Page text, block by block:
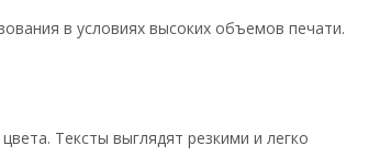
в условиях высоких объемов печати.
Тексты выглядят резкими и легко